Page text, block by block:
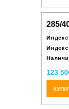
285/
Индекс
123